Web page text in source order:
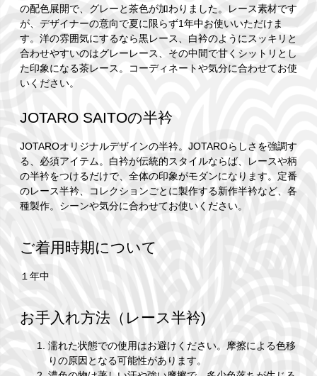
の配色展開で、グレーと茶色が加わりました。レース素材です
が、デザイナーの意向で夏に限らず1年中お使いいただけま
す。洋の雰囲気にするなら黒レース、白衿のようにスッキリと
合わせやすいのはグレーレース、その中間で甘くシットリとし
た印象になる茶レース。コーディネートや気分に合わせてお使
いください。
JOTARO SAITOの半衿
JOTAROオリジナルデザインの半衿。JOTAROらしさを強調す
る、必須アイテム。白衿が伝統的スタイルならば、レースや柄
の半衿をつけるだけで、全体の印象がモダンになります。定番
のレース半衿、コレクションごとに製作する新作半衿など、各
種製作。シーンや気分に合わせてお使いください。
ご着用時期について
１年中
お手入れ方法（レース半衿)
濡れた状態での使用はお避けください。摩擦による色移
りの原因となる可能性があります。